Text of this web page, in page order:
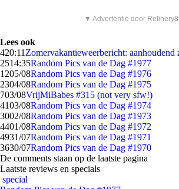
▼ Advertentie door
Lees ook
420:11 Zomervakantieweerbericht: aanhoudend
2514:35Random Pics van de Dag #1977
1205/08Random Pics van de Dag #1976
2304/08Random Pics van de Dag #1975
703/08VrijMiBabes #315 (not very sfw!)
4103/08Random Pics van de Dag #1974
3002/08Random Pics van de Dag #1973
4401/08Random Pics van de Dag #1972
4931/07Random Pics van de Dag #1971
3630/07Random Pics van de Dag #1970
De comments staan op de laatste pagina
Laatste reviews en specials
special